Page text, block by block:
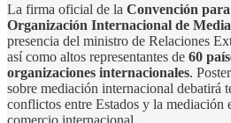
La firma oficial de la Convención
Organización Internacional de
presencia del ministro de Relaciones
así como altos representantes de 60
organizaciones internacionales.
sobre mediación internacional debatirá
conflictos entre Estados y la mediación
comercio internacional.